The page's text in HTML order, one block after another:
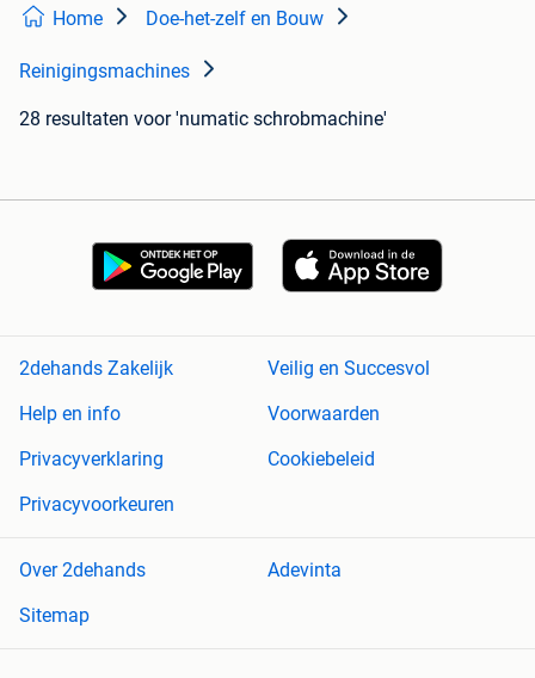
Home Doe-het-zelf en Bouw
Reinigingsmachines
28 resultaten voor 'numatic schrobmachine'
2dehands Zakelijk
Veilig en Succesvol
Help en info
Voorwaarden
Privacyverklaring
Cookiebeleid
Privacyvoorkeuren
Over 2dehands
Adevinta
Sitemap